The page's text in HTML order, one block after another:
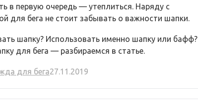
в первую очередь — утеплиться. Наряду с
для бега не стоит забывать о важности шапки.
шапку? Использовать именно шапку или бафф?
для бега — разбираемся в статье.
для бега27.11.2019